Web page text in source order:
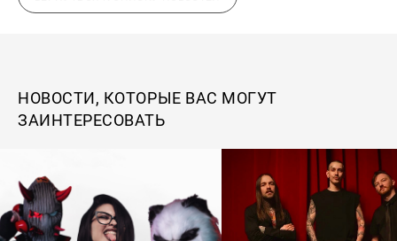
НОВОСТИ, КОТОРЫЕ ВАС МОГУТ
ЗАИНТЕРЕСОВАТЬ